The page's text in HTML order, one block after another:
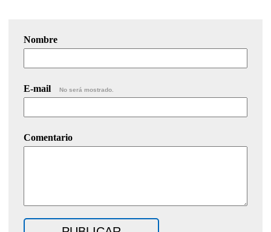
Nombre
E-mail No será mostrado.
Comentario